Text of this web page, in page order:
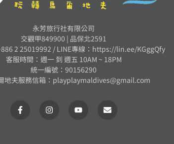
永芳旅行社有限公司
交觀甲849900 | 品保北2591
2 25019992 /LINE專線：https://lin.ee/KGggQfy
客服時間：週一 到 週五 10AM ~ 18PM
統一編號：90156290
地夫服務信箱： playplaymaldives@gmail.com